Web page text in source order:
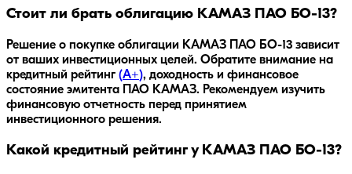
Стоит ли брать облигацию КАМАЗ ПАО БО-13?
Решение о покупке облигации КАМАЗ ПАО БО-13 зависит
от ваших инвестиционных целей. Обратите внимание на
кредитный рейтинг (A+), доходность и финансовое
состояние эмитента ПАО КАМАЗ. Рекомендуем изучить
финансовую отчетность перед принятием
инвестиционного решения.
Какой кредитный рейтинг у КАМАЗ ПАО БО-13?